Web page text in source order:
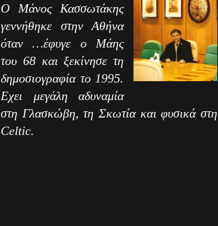
Ο Μάνος Κασσωτάκης
γεννήθηκε στην Αθήνα
όταν …έφυγε ο Μάης
του 68 και ξεκίνησε τη
δημοσιογραφία το 1995.
Εχει μεγάλη αδυναμία
στη Γλασκώβη, τη Σκωτία και φυσικά στη
Celtic.